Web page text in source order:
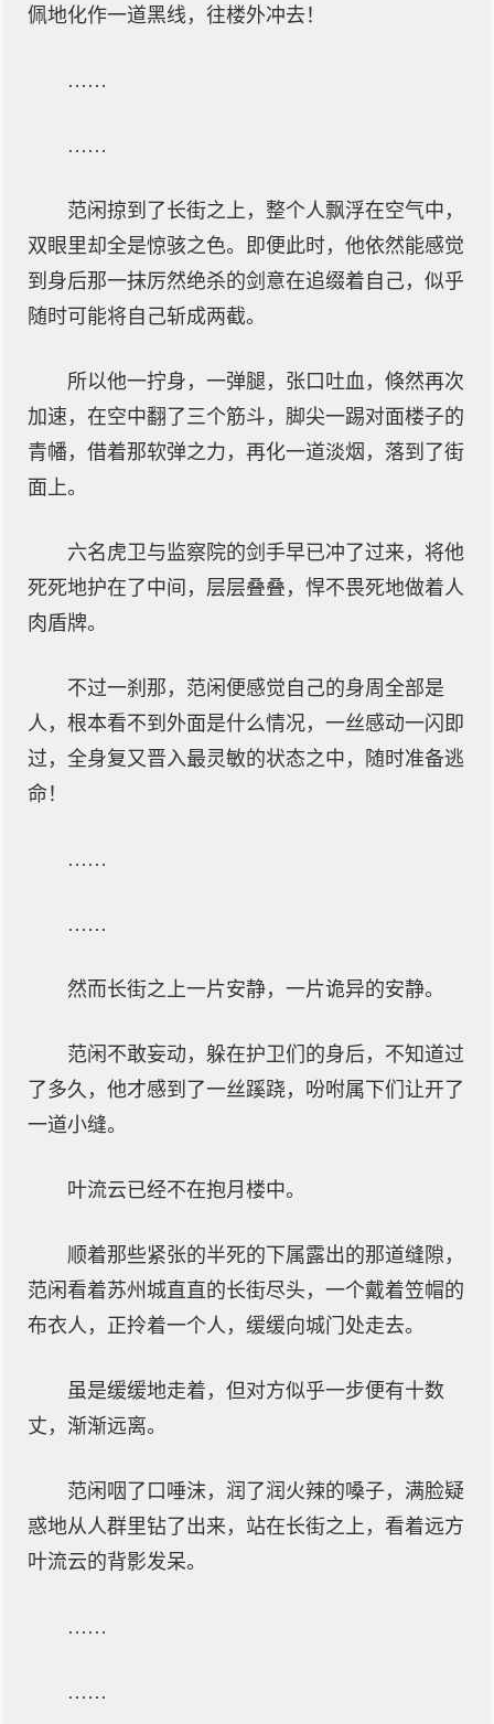
佩地化作一道黑线，往楼外冲去！
……
……
范闲掠到了长街之上，整个人飘浮在空气中，
双眼里却全是惊骇之色。即便此时，他依然能感觉
到身后那一抹厉然绝杀的剑意在追缀着自己，似乎
随时可能将自己斩成两截。
所以他一拧身，一弹腿，张口吐血，倏然再次
加速，在空中翻了三个筋斗，脚尖一踢对面楼子的
青幡，借着那软弹之力，再化一道淡烟，落到了街
面上。
六名虎卫与监察院的剑手早已冲了过来，将他
死死地护在了中间，层层叠叠，悍不畏死地做着人
肉盾牌。
不过一刹那，范闲便感觉自己的身周全部是
人，根本看不到外面是什么情况，一丝感动一闪即
过，全身复又晋入最灵敏的状态之中，随时准备逃
命！
……
……
然而长街之上一片安静，一片诡异的安静。
范闲不敢妄动，躲在护卫们的身后，不知道过
了多久，他才感到了一丝蹊跷，吩咐属下们让开了
一道小缝。
叶流云已经不在抱月楼中。
顺着那些紧张的半死的下属露出的那道缝隙，
范闲看着苏州城直直的长街尽头，一个戴着笠帽的
布衣人，正拎着一个人，缓缓向城门处走去。
虽是缓缓地走着，但对方似乎一步便有十数
丈，渐渐远离。
范闲咽了口唾沫，润了润火辣的嗓子，满脸疑
惑地从人群里钻了出来，站在长街之上，看着远方
叶流云的背影发呆。
……
……